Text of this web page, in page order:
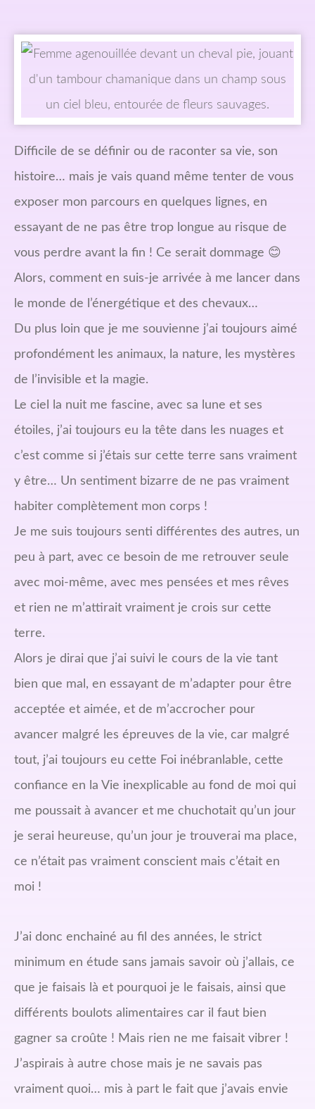
Difficile de se définir ou de raconter sa vie, son
histoire… mais je vais quand même tenter de vous
exposer mon parcours en quelques lignes, en
essayant de ne pas être trop longue au risque de
vous perdre avant la fin ! Ce serait dommage 😊
Alors, comment en suis-je arrivée à me lancer dans
le monde de l’énergétique et des chevaux…
Du plus loin que je me souvienne j’ai toujours aimé
profondément les animaux, la nature, les mystères
de l’invisible et la magie.
Le ciel la nuit me fascine, avec sa lune et ses
étoiles, j’ai toujours eu la tête dans les nuages et
c’est comme si j’étais sur cette terre sans vraiment
y être… Un sentiment bizarre de ne pas vraiment
habiter complètement mon corps !
Je me suis toujours senti différentes des autres, un
peu à part, avec ce besoin de me retrouver seule
avec moi-même, avec mes pensées et mes rêves
et rien ne m’attirait vraiment je crois sur cette
terre.
Alors je dirai que j’ai suivi le cours de la vie tant
bien que mal, en essayant de m’adapter pour être
acceptée et aimée, et de m’accrocher pour
avancer malgré les épreuves de la vie, car malgré
tout, j’ai toujours eu cette Foi inébranlable, cette
confiance en la Vie inexplicable au fond de moi qui
me poussait à avancer et me chuchotait qu’un jour
je serai heureuse, qu’un jour je trouverai ma place,
ce n’était pas vraiment conscient mais c’était en
moi !
J’ai donc enchainé au fil des années, le strict
minimum en étude sans jamais savoir où j’allais, ce
que je faisais là et pourquoi je le faisais, ainsi que
différents boulots alimentaires car il faut bien
gagner sa croûte ! Mais rien ne me faisait vibrer !
J’aspirais à autre chose mais je ne savais pas
vraiment quoi… mis à part le fait que j’avais envie